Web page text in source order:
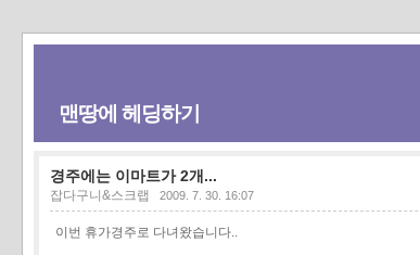
맨땅에 헤딩하기
경주에는 이마트가 2개...
잡다구니&스크랩 2009. 7. 30. 16:07
이번 휴가경주로 다녀왔습니다..